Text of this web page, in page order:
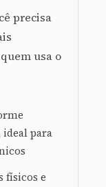
precisa
usa o
para
físicos e